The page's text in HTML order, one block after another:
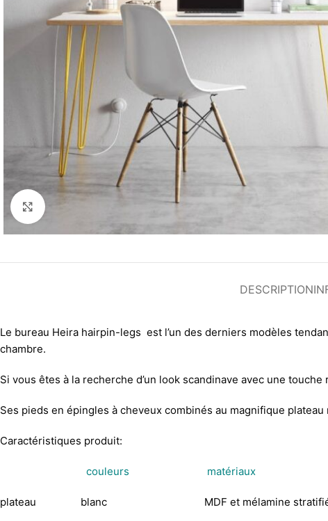
Agrandir
DESCRIPTION
Le bureau Heira hairpin-legs est l’un des derniers modèles
chambre.
Si vous êtes à la recherche d’un look scandinave avec une
Ses pieds en épingles à cheveux combinés au magnifique
Caractéristiques produit:
couleurs matériaux
plateau blanc MDF et mélamine